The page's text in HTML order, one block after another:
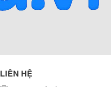
LIÊN HỆ